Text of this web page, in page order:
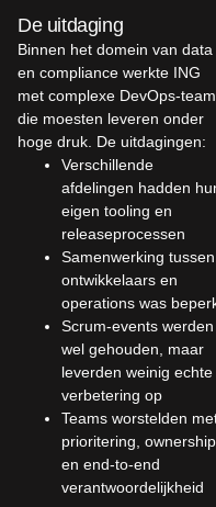
De uitdaging
Binnen het domein van data
en compliance werkte ING
met complexe DevOps-
die moesten leveren onder
hoge druk. De uitdagingen:
Verschillende
afdelingen hadden
eigen tooling en
releaseprocessen
Samenwerking tussen
ontwikkelaars en
operations was
Scrum-events werden
wel gehouden, maar
leverden weinig echte
verbetering op
Teams worstelden
prioritering, ownership
en end-to-end
verantwoordelijkheid